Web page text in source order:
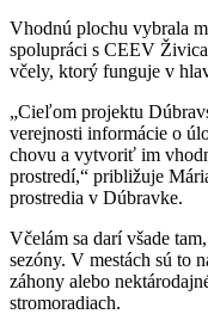
Vhodnú plochu vybrala
spolupráci s CEEV
včely, ktorý funguje v
„Cieľom projektu
verejnosti informácie o
chovu a vytvoriť im
prostredí,“ približuje
prostredia v Dúbravke.
Včelám sa darí všade
sezóny. V mestách sú to
záhony alebo
stromoradiach.